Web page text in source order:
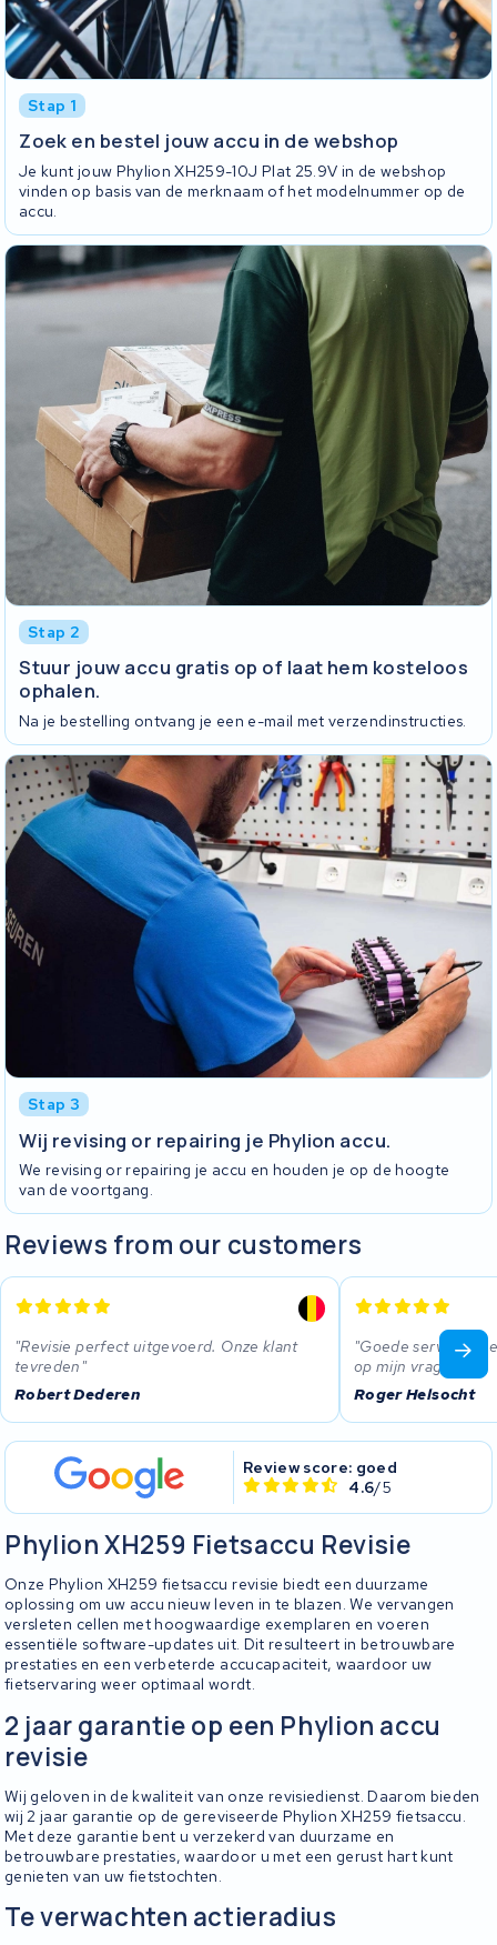
Stap 1
Zoek en bestel jouw accu in de webshop
Je kunt jouw Phylion XH259-10J Plat 25.9V in de webshop
vinden op basis van de merknaam of het modelnummer op de
accu.
Stap 2
Stuur jouw accu gratis op of laat hem kosteloos
ophalen.
Na je bestelling ontvang je een e-mail met verzendinstructies.
Stap 3
Wij revising or repairing je Phylion accu.
We revising or repairing je accu en houden je op de hoogte
van de voortgang.
Reviews from our customers
Revisie perfect uitgevoerd. Onze klant
tevreden
Robert Dederen
Goede service,
op mijn vragen.
Roger Helsocht
Review score: goed
4.6/5
Phylion XH259 Fietsaccu Revisie
Onze Phylion XH259 fietsaccu revisie biedt een duurzame
oplossing om uw accu nieuw leven in te blazen. We vervangen
versleten cellen met hoogwaardige exemplaren en voeren
essentiële software-updates uit. Dit resulteert in betrouwbare
prestaties en een verbeterde accucapaciteit, waardoor uw
fietservaring weer optimaal wordt.
2 jaar garantie op een Phylion accu
revisie
Wij geloven in de kwaliteit van onze revisiedienst. Daarom bieden
wij 2 jaar garantie op de gereviseerde Phylion XH259 fietsaccu.
Met deze garantie bent u verzekerd van duurzame en
betrouwbare prestaties, waardoor u met een gerust hart kunt
genieten van uw fietstochten.
Te verwachten actieradius